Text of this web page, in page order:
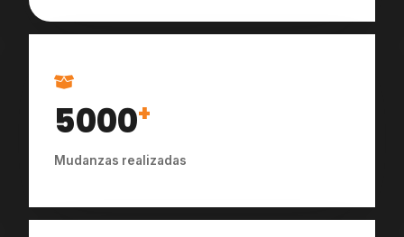
5000+
Mudanzas realizadas